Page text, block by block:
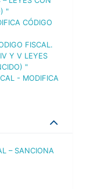
"
CÓDIGO
FISCAL.
Y V LEYES
"
- MODIFICA
– SANCIONA